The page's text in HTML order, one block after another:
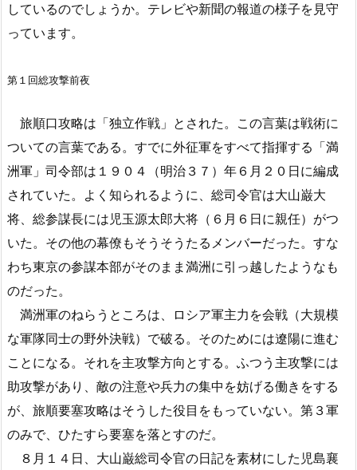
しているのでしょうか。テレビや新聞の報道の様子を見守
っています。
第１回総攻撃前夜
旅順口攻略は「独立作戦」とされた。この言葉は戦術に
ついての言葉である。すでに外征軍をすべて指揮する「満
洲軍」司令部は１９０４（明治３７）年６月２０日に編成
されていた。よく知られるように、総司令官は大山巌大
将、総参謀長には児玉源太郎大将（６月６日に親任）がつ
いた。その他の幕僚もそうそうたるメンバーだった。すな
わち東京の参謀本部がそのまま満洲に引っ越したようなも
のだった。
満洲軍のねらうところは、ロシア軍主力を会戦（大規模
な軍隊同士の野外決戦）で破る。そのためには遼陽に進む
ことになる。それを主攻撃方向とする。ふつう主攻撃には
助攻撃があり、敵の注意や兵力の集中を妨げる働きをする
が、旅順要塞攻略はそうした役目をもっていない。第３軍
のみで、ひたすら要塞を落とすのだ。
８月１４日、大山巌総司令官の日記を素材にした児島襄